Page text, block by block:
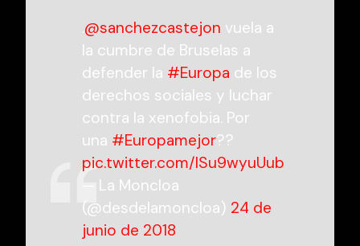
.@sanchezcastejon vuela a
la cumbre de Bruselas a
defender la #Europa de los
derechos sociales y luchar
contra la xenofobia. Por
una #Europamejor??
pic.twitter.com/lSu9wyuUub
— La Moncloa
(@desdelamoncloa) 24 de
junio de 2018